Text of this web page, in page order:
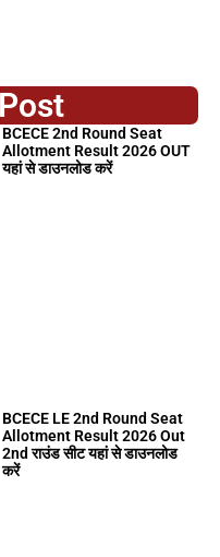
BCECE 2nd Round Seat
Allotment Result 2026 OUT
यहां से डाउनलोड करें
BCECE LE 2nd Round Seat
Allotment Result 2026 Out
2nd राउंड सीट यहां से डाउनलोड
करें